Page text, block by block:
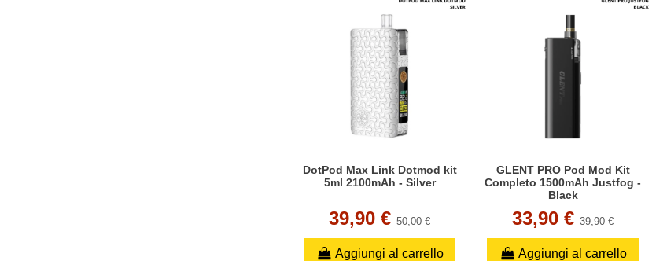
DotPod Max Link Dotmod kit
5ml 2100mAh - Silver
39,90 € 50,00 €
Aggiungi al carrello
GLENT PRO Pod Mod Kit
Completo 1500mAh Justfog -
Black
33,90 € 39,90 €
Aggiungi al carrello